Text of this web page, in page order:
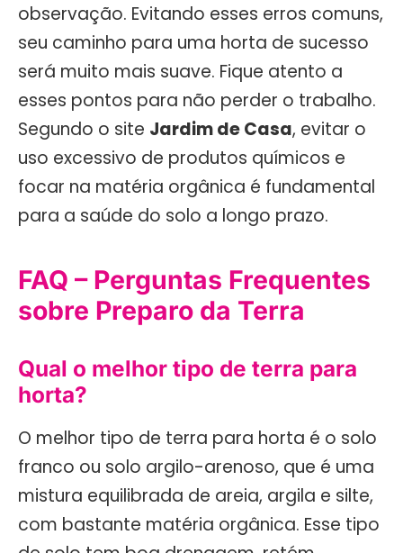
observação. Evitando esses erros comuns,
seu caminho para uma horta de sucesso
será muito mais suave. Fique atento a
esses pontos para não perder o trabalho.
Segundo o site Jardim de Casa, evitar o
uso excessivo de produtos químicos e
focar na matéria orgânica é fundamental
para a saúde do solo a longo prazo.
FAQ – Perguntas Frequentes
sobre Preparo da Terra
Qual o melhor tipo de terra para
horta?
O melhor tipo de terra para horta é o solo
franco ou solo argilo-arenoso, que é uma
mistura equilibrada de areia, argila e silte,
com bastante matéria orgânica. Esse tipo